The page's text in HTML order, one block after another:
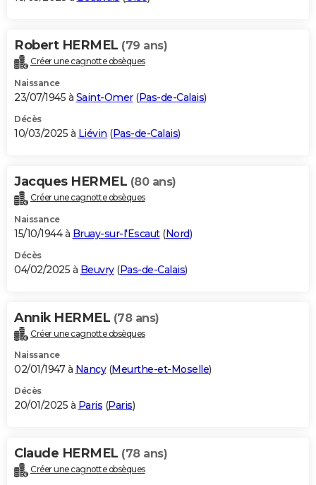
Robert HERMEL (79 ans)
Créer une cagnotte obsèques
Naissance
23/07/1945 à Saint-Omer(Pas-de-Calais)
Décès
10/03/2025 à Liévin (Pas-de-Calais)
Jacques HERMEL (80 ans)
Créer une cagnotte obsèques
Naissance
15/10/1944 à Bruay-sur-l'Escaut(Nord)
Décès
04/02/2025 à Beuvry(Pas-de-Calais)
Annik HERMEL (78 ans)
Créer une cagnotte obsèques
Naissance
02/01/1947 à Nancy(Meurthe-et-Moselle)
Décès
20/01/2025 à Paris (Paris)
Claude HERMEL (78 ans)
Créer une cagnotte obsèques